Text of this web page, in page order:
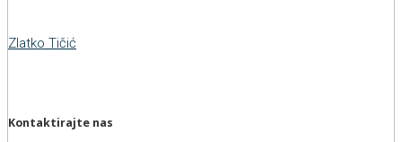
Zlatko Tičić
Kontaktirajte nas